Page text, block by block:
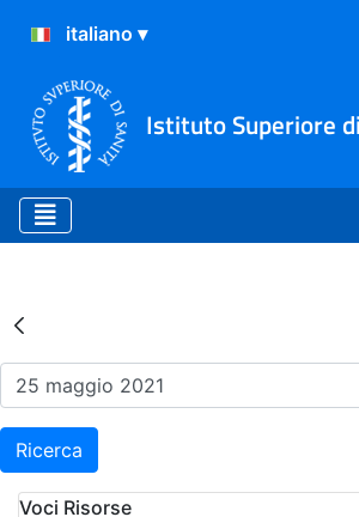
Istituto Superiore
Risultati della
Ricerca
Voci Risorse